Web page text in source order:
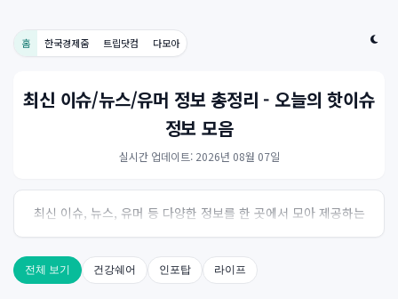
홈 한국경제줌 트립닷컴 다모아
최신 이슈/뉴스/유머 정보 총정리 - 오늘의 핫이슈
정보 모음
실시간 업데이트: 2026년 08월 07일
최신 이슈, 뉴스, 유머 등 다양한 정보를 한 곳에서 모아 제공하는
사이트입니다. 오늘의 핫이슈를 한눈에 살펴보세요.
전체 보기 건강쉐어 인포탑 라이프